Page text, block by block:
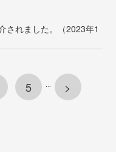
されました。（2023年1
5 ... >